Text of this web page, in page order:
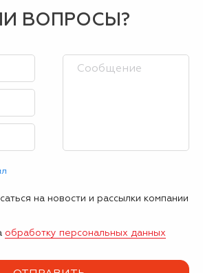
ВОПРОСЫ?
на новости и рассылки компании
обработку персональных данных